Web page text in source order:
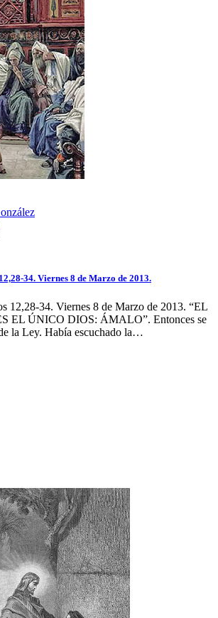
34. Viernes 8 de Marzo de 2013.
12,28-34. Viernes 8 de Marzo de 2013. “EL
EL ÚNICO DIOS: ÁMALO”. Entonces se
la Ley. Había escuchado la…